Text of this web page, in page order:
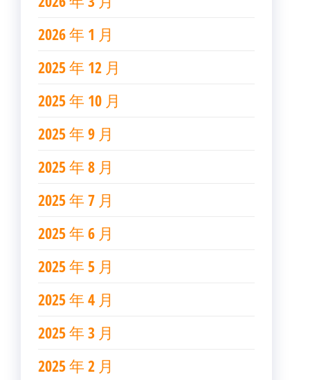
2026 年 1 月
2025 年 12 月
2025 年 10 月
2025 年 9 月
2025 年 8 月
2025 年 7 月
2025 年 6 月
2025 年 5 月
2025 年 4 月
2025 年 3 月
2025 年 2 月